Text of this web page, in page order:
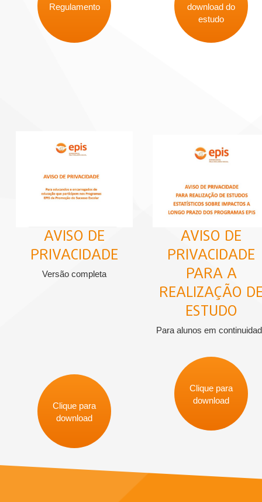
Regulamento
download do
estudo
AVISO DE
PRIVACIDADE
Versão completa
Clique para
download
AVISO DE
PRIVACIDADE
PARA A
REALIZAÇÃO
ESTUDO
Para alunos em
Clique para
download